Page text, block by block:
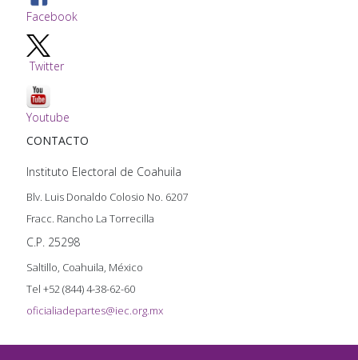
Facebook
Twitter
Youtube
CONTACTO
Instituto Electoral de Coahuila
Blv. Luis Donaldo Colosio No. 6207
Fracc. Rancho La Torrecilla
C.P. 25298
Saltillo, Coahuila, México
Tel +52 (844) 4-38-62-60
oficialiadepartes@iec.org.mx